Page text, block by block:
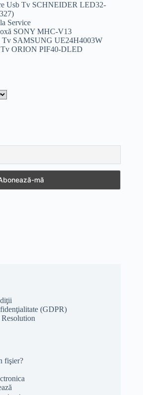
Usb Tv SCHNEIDER LED32-
la Service
SONY MHC-V13
Tv SAMSUNG UE24H4003W
ORION PIF40-DLED
(GDPR)
fişier?